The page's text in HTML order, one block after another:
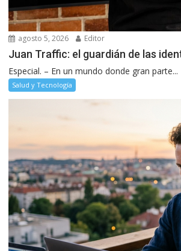
agosto 5, 2026 Editor
Juan Traffic: el guardián de las
Especial. – En un mundo donde gran parte...
Salud y Tecnología